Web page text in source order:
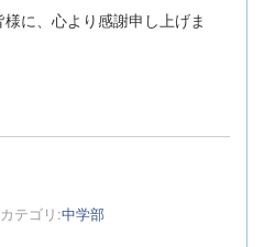
に、心より感謝申し上げま
カテゴリ:中学部